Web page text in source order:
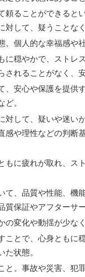
頼ることができると
して、疑うことな
個人的な幸福感や
に穏やかで、ストレ
れることがなく、
、安心や保護を提供
ど。
対して、疑いや迷い
感や理性などの判断
もに疲れが取れ、ス
て、品質や性能、機
質保証やアフターサ
の変化や動揺が少な
ことで、心身ともに
た状態。
と。事故や災害、犯